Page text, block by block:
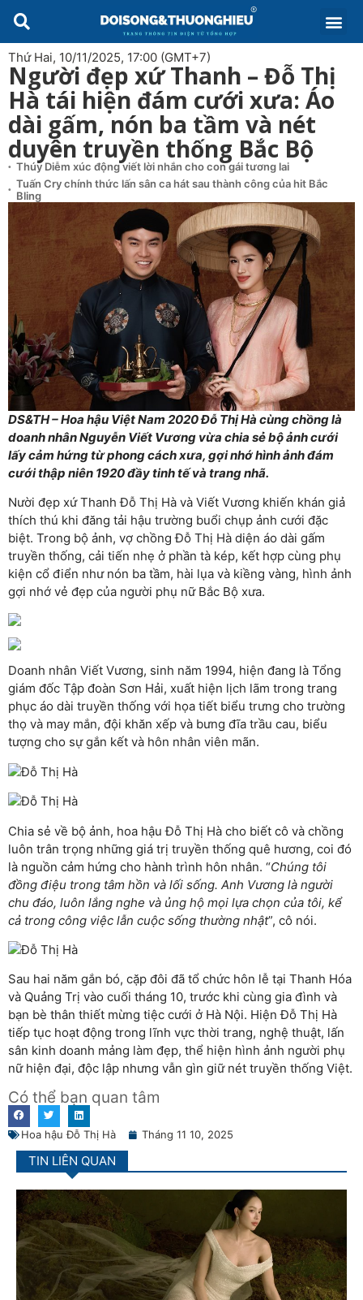
Thứ Hai, 10/11/2025, 17:00 (GMT+7)
Người đẹp xứ Thanh – Đỗ Thị
Hà tái hiện đám cưới xưa: Áo
dài gấm, nón ba tầm và nét
duyên truyền thống Bắc Bộ
Thúy Diễm xúc động viết lời nhắn cho con gái tương lai
Tuấn Cry chính thức lấn sân ca hát sau thành công của hit Bắc
Bling
DS&TH – Hoa hậu Việt Nam 2020 Đỗ Thị Hà cùng chồng là
doanh nhân Nguyễn Viết Vương vừa chia sẻ bộ ảnh cưới
lấy cảm hứng từ phong cách xưa, gợi nhớ hình ảnh đám
cưới thập niên 1920 đầy tinh tế và trang nhã.
Nười đẹp xứ Thanh Đỗ Thị Hà và Viết Vương khiến khán giả
thích thú khi đăng tải hậu trường buổi chụp ảnh cưới đặc
biệt. Trong bộ ảnh, vợ chồng Đỗ Thị Hà diện áo dài gấm
truyền thống, cải tiến nhẹ ở phần tà kép, kết hợp cùng phụ
kiện cổ điển như nón ba tầm, hài lụa và kiềng vàng, hình ảnh
gợi nhớ vẻ đẹp của người phụ nữ Bắc Bộ xưa.
Doanh nhân Viết Vương, sinh năm 1994, hiện đang là Tổng
giám đốc Tập đoàn Sơn Hải, xuất hiện lịch lãm trong trang
phục áo dài truyền thống với họa tiết biểu trưng cho trường
thọ và may mắn, đội khăn xếp và bưng đĩa trầu cau, biểu
tượng cho sự gắn kết và hôn nhân viên mãn.
Chia sẻ về bộ ảnh, hoa hậu Đỗ Thị Hà cho biết cô và chồng
luôn trân trọng những giá trị truyền thống quê hương, coi đó
là nguồn cảm hứng cho hành trình hôn nhân. “Chúng tôi
đồng điệu trong tâm hồn và lối sống. Anh Vương là người
chu đáo, luôn lắng nghe và ủng hộ mọi lựa chọn của tôi, kể
cả trong công việc lẫn cuộc sống thường nhật”, cô nói.
Sau hai năm gắn bó, cặp đôi đã tổ chức hôn lễ tại Thanh Hóa
và Quảng Trị vào cuối tháng 10, trước khi cùng gia đình và
bạn bè thân thiết mừng tiệc cưới ở Hà Nội. Hiện Đỗ Thị Hà
tiếp tục hoạt động trong lĩnh vực thời trang, nghệ thuật, lấn
sân kinh doanh mảng làm đẹp, thể hiện hình ảnh người phụ
nữ hiện đại, độc lập nhưng vẫn gìn giữ nét truyền thống Việt.
Có thể bạn quan tâm
Hoa hậu Đỗ Thị Hà Tháng 11 10, 2025
TIN LIÊN QUAN